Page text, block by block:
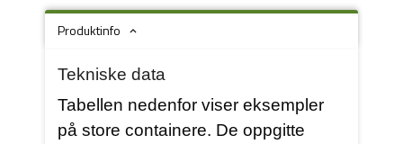
Produktinfo
Tekniske data
Tabellen nedenfor viser eksempler
på store containere. De oppgitte